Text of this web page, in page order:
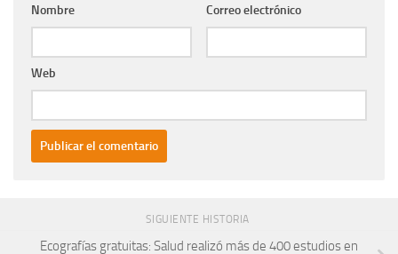
Nombre Correo electrónico
Web
SIGUIENTE HISTORIA
Ecografías gratuitas: Salud realizó más de 400 estudios en